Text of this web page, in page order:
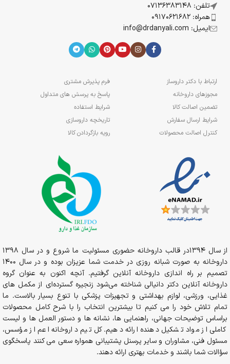
تلفن: 07136383148
همراه: 09170621682
ایمیل: info@drdanyali.com
ارتباط با دکتر داروساز
مجوزهای داروخانه
تضمین اصالت کالا
شرایط ارسال سفارش
کنترل اصالت محصولات
فرم پذیرش مشتری
پاسخ به پرسش های متداول
شرایط استفاده
تاریخچه داروسازی
رویه بازگردادن کالا
از سال 1394در قالب داروخانه حضوری مسئولیت ما شروع و در سال 1398
داروخانه به صورت شبانه روزی در خدمت شما عزیزان بوده و در سال 1400
تصمیم بر راه اندازی داروخانه آنلاین گرفتیم. آنچه اکنون به عنوان گروه
داروخانه آنلاین دکتر دانیالی شناخته می‌شود زنجیره گسترده‌ای از مکمل های
غذایی، ورزشی، لوازم بهداشتی و تجهیزات پزشکی با تنوع بسیار بالاست. ما
تمام تلاش خود را می کنیم تا بیشترین انتخاب را با شرح کامل محصولات
براساس توضیحات جهانی، راهنمایی ها، نشانه ها و دستور العمل ها و لیست
کاملی از مواد تشکیل دهنده ارائه دهیم. کل تیم داروخانه اعم از مؤسس،
مسئول فنی، مشاوران و سایر پرسنل پشتیبانی همواره سعی می کنند پاسخگوی
سؤالات شما باشند و خدمات بهتری ارائه دهند.